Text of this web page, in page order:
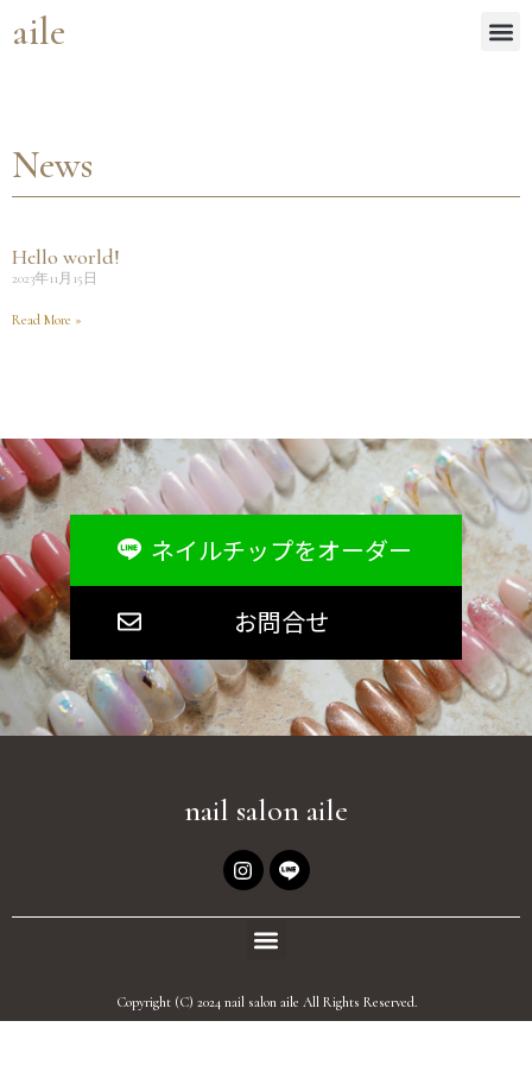
aile
News
Hello world!
2023年11月15日
Read More »
ネイルチップをオーダー
お問合せ
nail salon aile
Copyright (C) 2024 nail salon aile All Rights Reserved.